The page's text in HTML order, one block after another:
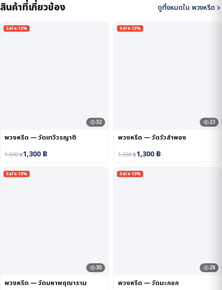
สินค้าที่เกี่ยวข้อง ดูทั้งหมดใน พวงหรีด
Sale 13%
32
พวงหรีด — วัดเทวีวรญาติ
1,500฿1,300฿
Sale 13%
23
พวงหรีด — วัดวัวลำพอง
1,500฿1,300฿
Sale 13%
30
พวงหรีด — วัดมหาพฤฒาราม
Sale 13%
28
พวงหรีด — วัดมะกอก